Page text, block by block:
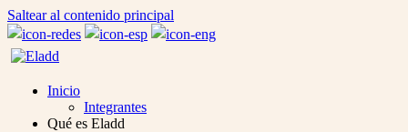
Saltear al contenido principal
Inicio
Integrantes
Qué es Eladd